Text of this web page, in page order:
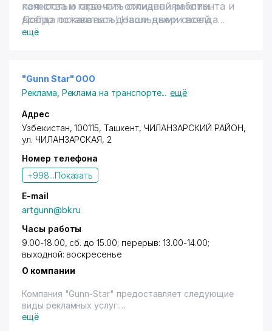
полностью отвечать ожиданиям клиента и
всегда оставаться довольными своей
работой. Мы ценим заказчиков, дорожим
качества и гарантия отличной работы.
Добро пожаловать! Наши двери всегда
открыты для вас.
ещё
"Gunn Star" ООО
Реклама Реклама на транспорте... ещё
Адрес
Узбекистан, 100115, Ташкент, ЧИЛАНЗАРСКИЙ РАЙОН,
ул. ЧИЛАНЗАРСКАЯ, 2
Номер телефона
+998...Показать
E-mail
artgunn@bk.ru
Часы работы
9.00-18.00, сб. до 15.00; перерыв: 13.00-14.00;
выходной: воскресенье
О компании
Компания "Gunn-Star" предоставляет следующие
виды рекламных услуг:
- производство наружной и нестандартной
ещё